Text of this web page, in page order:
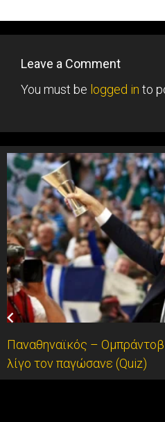
Leave a Comment
You must be logged in to
Παναθηναϊκός –
λίγο τον παγώσανε (Quiz)